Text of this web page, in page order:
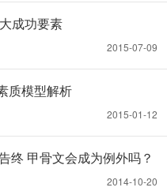
成功要素
2015-07-09
质模型解析
2015-01-12
终 甲骨文会成为例外吗？
2014-10-20